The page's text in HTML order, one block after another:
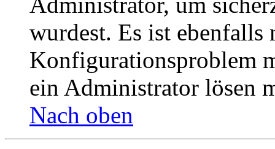
wurdest. Es ist ebenfalls
Konfigurationsproblem
ein Administrator lösen
Nach oben